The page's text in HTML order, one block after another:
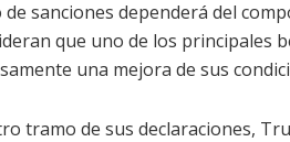
de sanciones dependerá del
que uno de los principales
una mejora de sus
tramo de sus declaraciones,